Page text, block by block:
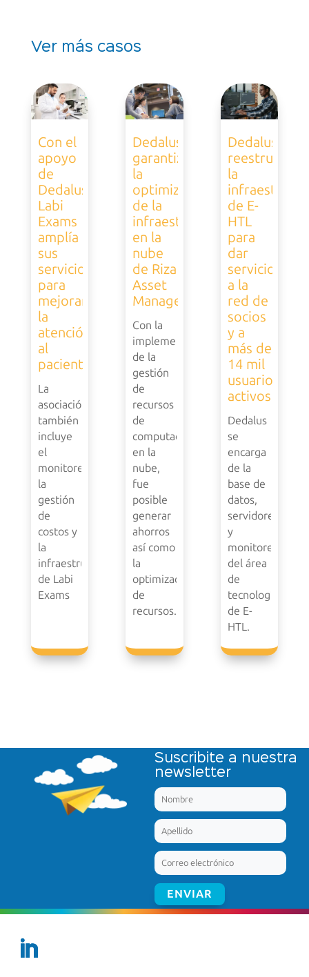
Ver más casos
Con el
apoyo
de
Dedalus,
Labi
Exams
amplía
sus
servicios
para
mejorar
la
atención
al
paciente
La
asociación
también
incluye
el
monitoreo,
la
gestión
de
costos y
la
infraestructura
de Labi
Exams
Dedalus
garantiza
la
optimización
de la
infraestructura
en la
nube
de Riza
Asset
Management
Con la
implementación
de la
gestión
de
recursos
de
computación
en la
nube,
fue
posible
generar
ahorros
así como
la
optimización
de
recursos.
Dedalus
reestructura
la
de E-
HTL
para
dar
servicio
a la
red de
socios
y a
más de
14 mil
usuarios
activos
Dedalus
se
encarga
de la
base de
datos,
servidores
y
monitoreo
del área
de
tecnología
de E-
HTL.
Suscribite a nuestra
newsletter